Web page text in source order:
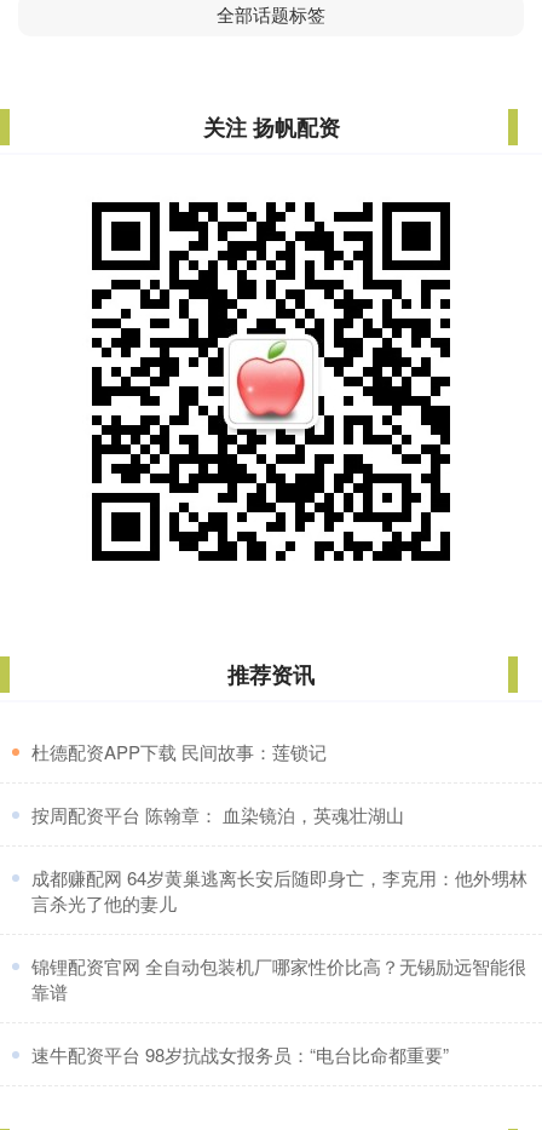
全部话题标签
关注 扬帆配资
推荐资讯
​杜德配资APP下载 民间故事：莲锁记
​按周配资平台 陈翰章： 血染镜泊，英魂壮湖山
​成都赚配网 64岁黄巢逃离长安后随即身亡，李克用：他外甥林
言杀光了他的妻儿
​锦锂配资官网 全自动包装机厂哪家性价比高？无锡励远智能很
靠谱
​速牛配资平台 98岁抗战女报务员：“电台比命都重要”